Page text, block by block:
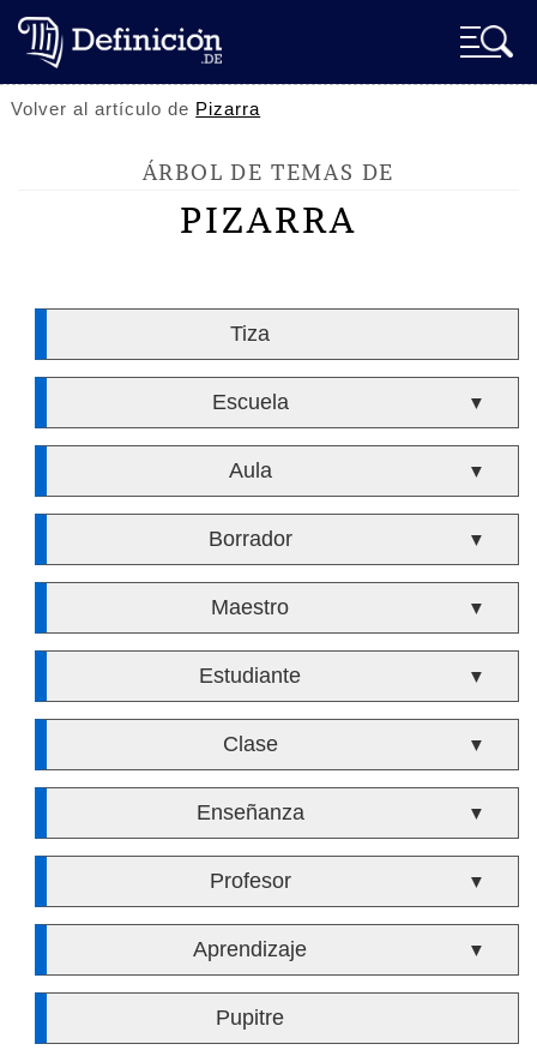
Volver al artículo de Pizarra
ÁRBOL DE TEMAS DE
PIZARRA
Tiza
Escuela ▼
Aula ▼
Borrador ▼
Maestro ▼
Estudiante ▼
Clase ▼
Enseñanza ▼
Profesor ▼
Aprendizaje ▼
Pupitre